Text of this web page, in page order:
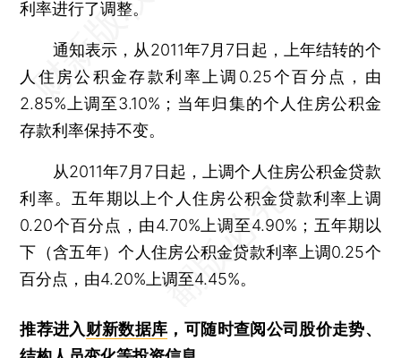
利率进行了调整。
通知表示，从2011年7月7日起，上年结转的个
人住房公积金存款利率上调0.25个百分点，由
2.85%上调至3.10%；当年归集的个人住房公积金
存款利率保持不变。
从2011年7月7日起，上调个人住房公积金贷款
利率。五年期以上个人住房公积金贷款利率上调
0.20个百分点，由4.70%上调至4.90%；五年期以
下（含五年）个人住房公积金贷款利率上调0.25个
百分点，由4.20%上调至4.45%。
推荐进入财新数据库 ，可随时查阅公司股价走势、